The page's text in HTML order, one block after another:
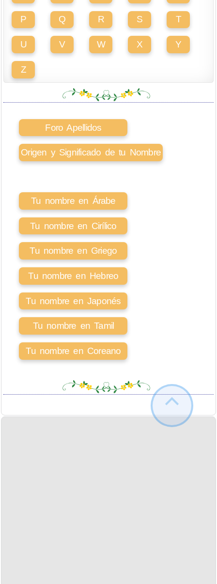
P Q R S T
U V W X Y
Z
Foro Apellidos
Origen y Significado de tu Nombre
Tu nombre en Árabe
Tu nombre en Cirílico
Tu nombre en Griego
Tu nombre en Hebreo
Tu nombre en Japonés
Tu nombre en Tamil
Tu nombre en Coreano